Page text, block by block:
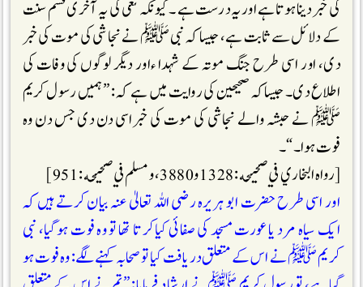
کی خبر دینا ہوتا ہے اور یہ درست ہے ۔ کیونکہ نعی کی یہ آخری قسم سنت
کے دلائل سے ثابت ہے، جیسا کہ نبی ﷺ نے نجاشی کی موت کی خبر
دی، اور اسی طرح جنگ موتہ کے شہدا ءاور دیگر لوگوں کی وفات کی
اطلاع دی۔ جیساکہ صحیحین کی روايت میں ہے کہ : ”ہمیں رسول کریم
ﷺ نے حبشہ والے نجاشی کی موت کی خبراسی دن دی جس دن وہ
فوت ہوا۔“۔
[رواه البخاري في صحيحه : 1328و 3880 ، ومسلم في صحيحه : 951]
اور اسی طرح حضرت ابو ہريرہ رضی اللہ تعالیٰ عنہ بیان کرتے ہیں کہ
ایک سياہ مرد یا عورت مسجد کی صفائی کیاکر تا تھا تو وہ فوت ہوگیا، نبی
کریم ﷺ نے اس کے متعلق دريافت کیا تو صحابہ کہنے لگے: وہ فوت ہو